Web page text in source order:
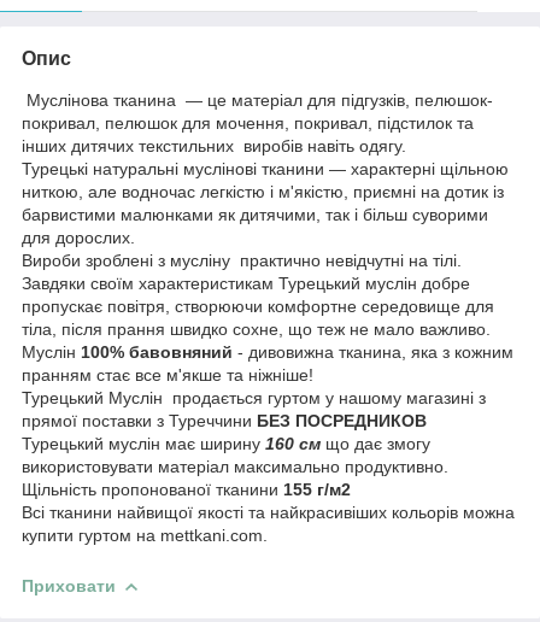
Опис
Муслінова тканина — це матеріал для підгузків, пелюшок-
покривал, пелюшок для мочення, покривал, підстилок та
інших дитячих текстильних виробів навіть одягу.
Турецькі натуральні муслінові тканини — характерні щільною
ниткою, але водночас легкістю і м'якістю, приємні на дотик із
барвистими малюнками як дитячими, так і більш суворими
для дорослих.
Вироби зроблені з мусліну практично невідчутні на тілі.
Завдяки своїм характеристикам Турецький муслін добре
пропускає повітря, створюючи комфортне середовище для
тіла, після прання швидко сохне, що теж не мало важливо.
Муслін 100% бавовняний - дивовижна тканина, яка з кожним
пранням стає все м'якше та ніжніше!
Турецький Муслін продається гуртом у нашому магазині з
прямої поставки з Туреччини БЕЗ ПОСРЕДНИКОВ
Турецький муслін має ширину 160 см що дає змогу
використовувати матеріал максимально продуктивно.
Щільність пропонованої тканини 155 г/м2
Всі тканини найвищої якості та найкрасивіших кольорів можна
купити гуртом на mettkani.com.
Приховати